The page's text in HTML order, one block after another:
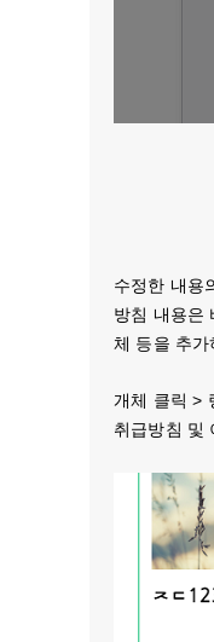
수정한 내용
방침 내용은
체 등을 추
개체 클릭 >
취급방침 및